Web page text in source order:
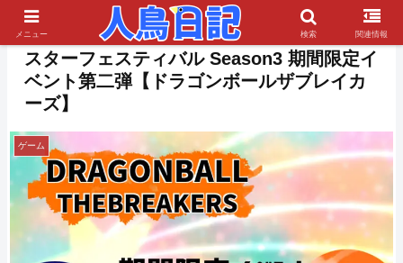
スターフェスティバル Season3 期間限定イ
ベント第二弾【ドラゴンボールザブレイカ
ーズ】
ゲーム
メニュー 検索 関連情報